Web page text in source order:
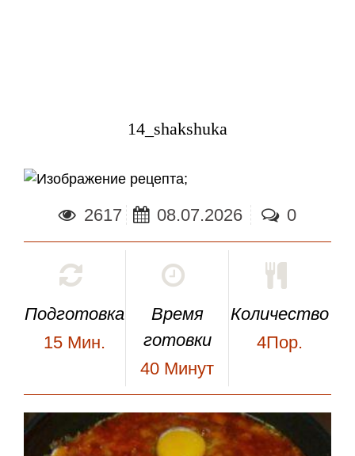
14_shakshuka
;
2617 08.07.2026 0
Подготовка
15 Мин.
Время
готовки
40 Минут
Количество
4Пор.